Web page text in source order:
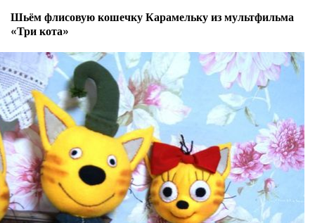
Шьём флисовую кошечку Карамельку из мультфильма
«Три кота»